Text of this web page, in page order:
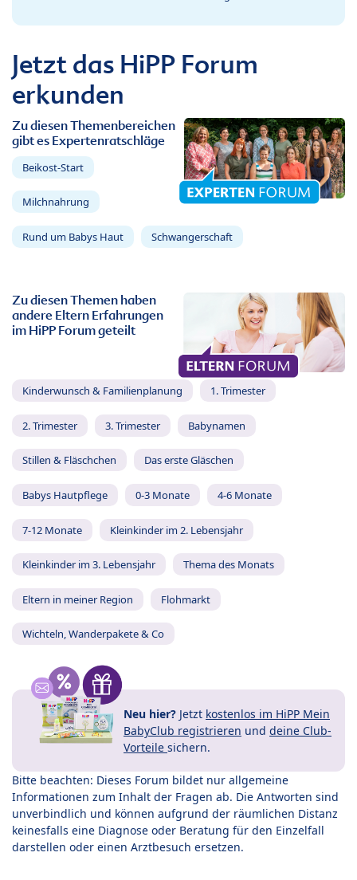
Jetzt das HiPP Forum
erkunden
Zu diesen Themenbereichen
gibt es Expertenratschläge
Beikost-Start
Milchnahrung
Rund um Babys Haut Schwangerschaft
Zu diesen Themen haben
andere Eltern Erfahrungen
im HiPP Forum geteilt
Kinderwunsch & Familienplanung 1. Trimester
2. Trimester 3. Trimester Babynamen
Stillen & Fläschchen Das erste Gläschen
Babys Hautpflege 0-3 Monate 4-6 Monate
7-12 Monate Kleinkinder im 2. Lebensjahr
Kleinkinder im 3. Lebensjahr Thema des Monats
Eltern in meiner Region Flohmarkt
Wichteln, Wanderpakete & Co
Neu hier? Jetzt kostenlos im HiPP Mein
BabyClub registrieren und deine Club-
Vorteile sichern.
Bitte beachten: Dieses Forum bildet nur allgemeine
Informationen zum Inhalt der Fragen ab. Die Antworten sind
unverbindlich und können aufgrund der räumlichen Distanz
keinesfalls eine Diagnose oder Beratung für den Einzelfall
darstellen oder einen Arztbesuch ersetzen.